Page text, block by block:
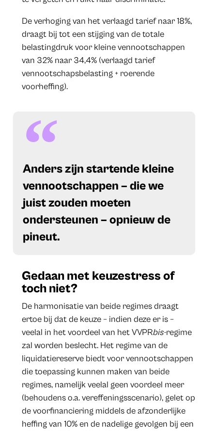
De verhoging van het verlaagd tarief naar 18%,
draagt bij tot een stijging van de totale
belastingdruk voor kleine vennootschappen
van 32% naar 34,4% (verlaagd tarief
vennootschapsbelasting + roerende
voorheffing).
​Anders zijn startende kleine
vennootschappen – die we
juist zouden moeten
ondersteunen – opnieuw de
pineut.
Gedaan met keuzestress of
toch niet?
De harmonisatie van beide regimes draagt
ertoe bij dat de keuze – indien deze er is –
veelal in het voordeel van het VVPRbis-regime
zal worden beslecht. Het regime van de
liquidatiereserve biedt voor vennootschappen
die toepassing kunnen maken van beide
regimes, namelijk veelal geen voordeel meer
(behoudens o.a. vereffeningsscenario), gelet op
de voorfinanciering middels de afzonderlijke
heffing van 10% en de nadelige gevolgen bij een